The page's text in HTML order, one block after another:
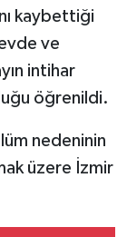
kaybettiği
ve
intihar
öğrenildi.
nedeninin
üzere İzmir